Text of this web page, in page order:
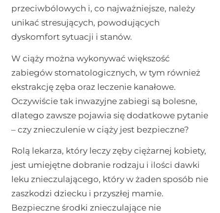
przeciwbólowych i, co najważniejsze, należy
unikać stresujących, powodujących
dyskomfort sytuacji i stanów.
W ciąży można wykonywać większość
zabiegów stomatologicznych, w tym również
ekstrakcję zęba oraz leczenie kanałowe.
Oczywiście tak inwazyjne zabiegi są bolesne,
dlatego zawsze pojawia się dodatkowe pytanie
– czy znieczulenie w ciąży jest bezpieczne?
Rolą lekarza, który leczy zęby ciężarnej kobiety,
jest umiejętne dobranie rodzaju i ilości dawki
leku znieczulającego, który w żaden sposób nie
zaszkodzi dziecku i przyszłej mamie.
Bezpieczne środki znieczulające nie